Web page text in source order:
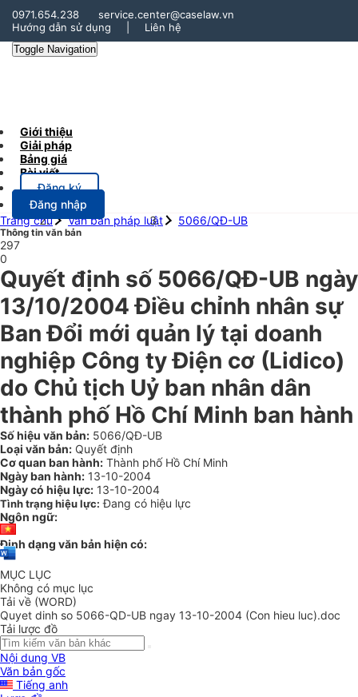
0971.654.238
service.center@caselaw.vn
Hướng dẫn sử dụng
Liên hệ
Toggle Navigation
Giới thiệu
Giải pháp
Bảng giá
Bài viết
Đăng ký
Đăng nhập
Trang chủ
Văn bản pháp luật 5066/QĐ-UB
Thông tin văn bản
297
0
Quyết định số 5066/QĐ-UB ngày
13/10/2004 Điều chỉnh nhân sự
Ban Đổi mới quản lý tại doanh
nghiệp Công ty Điện cơ (Lidico)
do Chủ tịch Uỷ ban nhân dân
thành phố Hồ Chí Minh ban hành
Số hiệu văn bản: 5066/QĐ-UB
Loại văn bản: Quyết định
Cơ quan ban hành: Thành phố Hồ Chí Minh
Ngày ban hành: 13-10-2004
Ngày có hiệu lực: 13-10-2004
Tình trạng hiệu lực: Đang có hiệu lực
Ngôn ngữ:
Định dạng văn bản hiện có:
MỤC LỤC
Không có mục lục
Tải về (WORD)
Quyet dinh so 5066-QD-UB ngay 13-10-2004 (Con hieu luc).doc
Tải lược đồ
Nội dung VB
Văn bản gốc
Tiếng anh